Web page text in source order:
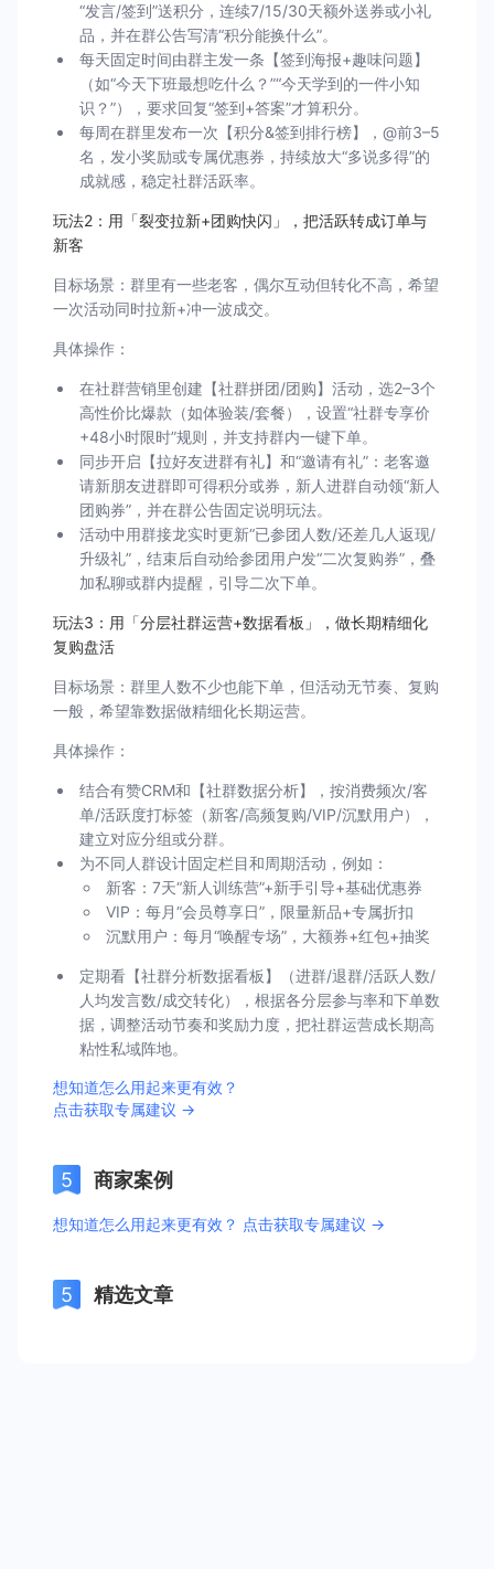
“发言/签到”送积分，连续7/15/30天额外送券或小礼
品，并在群公告写清“积分能换什么”。
每天固定时间由群主发一条【签到海报+趣味问题】
（如“今天下班最想吃什么？”“今天学到的一件小知
识？”），要求回复“签到+答案”才算积分。
每周在群里发布一次【积分&签到排行榜】，@前3–5
名，发小奖励或专属优惠券，持续放大“多说多得”的
成就感，稳定社群活跃率。
玩法2：用「裂变拉新+团购快闪」，把活跃转成订单与
新客
目标场景：群里有一些老客，偶尔互动但转化不高，希望
一次活动同时拉新+冲一波成交。
具体操作：
在社群营销里创建【社群拼团/团购】活动，选2–3个
高性价比爆款（如体验装/套餐），设置“社群专享价
+48小时限时”规则，并支持群内一键下单。
同步开启【拉好友进群有礼】和“邀请有礼”：老客邀
请新朋友进群即可得积分或券，新人进群自动领“新人
团购券”，并在群公告固定说明玩法。
活动中用群接龙实时更新“已参团人数/还差几人返现/
升级礼”，结束后自动给参团用户发“二次复购券”，叠
加私聊或群内提醒，引导二次下单。
玩法3：用「分层社群运营+数据看板」，做长期精细化
复购盘活
目标场景：群里人数不少也能下单，但活动无节奏、复购
一般，希望靠数据做精细化长期运营。
具体操作：
结合有赞CRM和【社群数据分析】，按消费频次/客
单/活跃度打标签（新客/高频复购/VIP/沉默用户），
建立对应分组或分群。
为不同人群设计固定栏目和周期活动，例如：
新客：7天“新人训练营”+新手引导+基础优惠券
VIP：每月“会员尊享日”，限量新品+专属折扣
沉默用户：每月“唤醒专场”，大额券+红包+抽奖
定期看【社群分析数据看板】（进群/退群/活跃人数/
人均发言数/成交转化），根据各分层参与率和下单数
据，调整活动节奏和奖励力度，把社群运营成长期高
粘性私域阵地。
想知道怎么用起来更有效？
点击获取专属建议 →
商家案例
想知道怎么用起来更有效？ 点击获取专属建议 →
精选文章